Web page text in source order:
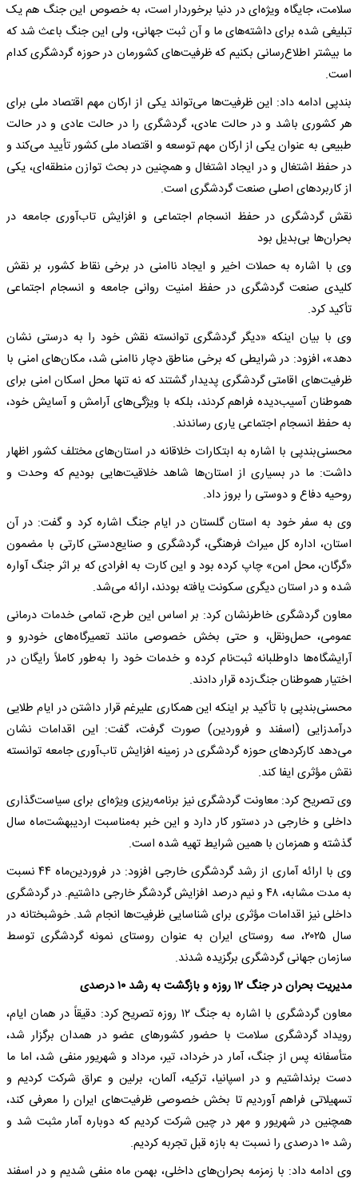
سلامت، جایگاه ویژه‌ای در دنیا برخوردار است، به خصوص این جنگ هم یک
تبلیغی شده برای داشته‌های ما و آن ثبت جهانی، ولی این جنگ باعث شد که
ما بیشتر اطلاع‌رسانی بکنیم که ظرفیت‌های کشورمان در حوزه گردشگری کدام
است.
بندپی ادامه داد: این ظرفیت‌ها می‌تواند یکی از ارکان مهم اقتصاد ملی برای
هر کشوری باشد و در حالت عادی، گردشگری را در حالت عادی و در حالت
طبیعی به عنوان یکی از ارکان مهم توسعه و اقتصاد ملی کشور تأیید می‌کند و
در حفظ اشتغال و در ایجاد اشتغال و همچنین در بحث توازن منطقه‌ای، یکی
از کاربردهای اصلی صنعت گردشگری است.
نقش گردشگری در حفظ انسجام اجتماعی و افزایش تاب‌آوری جامعه در
بحران‌ها بی‌بدیل بود
وی با اشاره به حملات اخیر و ایجاد ناامنی در برخی نقاط کشور، بر نقش
کلیدی صنعت گردشگری در حفظ امنیت روانی جامعه و انسجام اجتماعی
تأکید کرد.
وی با بیان اینکه «دیگر گردشگری توانسته نقش خود را به درستی نشان
دهد»، افزود: در شرایطی که برخی مناطق دچار ناامنی شد، مکان‌های امنی با
ظرفیت‌های اقامتی گردشگری پدیدار گشتند که نه تنها محل اسکان امنی برای
هموطنان آسیب‌دیده فراهم کردند، بلکه با ویژگی‌های آرامش و آسایش خود،
به حفظ انسجام اجتماعی یاری رساندند.
محسنی‌بندپی با اشاره به ابتکارات خلاقانه در استان‌های مختلف کشور اظهار
داشت: ما در بسیاری از استان‌ها شاهد خلاقیت‌هایی بودیم که وحدت و
روحیه دفاع و دوستی را بروز داد.
وی به سفر خود به استان گلستان در ایام جنگ اشاره کرد و گفت: در آن
استان، اداره کل میراث فرهنگی، گردشگری و صنایع‌دستی کارتی با مضمون
«گرگان، محل امن» چاپ کرده بود و این کارت به افرادی که بر اثر جنگ آواره
شده و در استان دیگری سکونت یافته بودند، ارائه می‌شد.
معاون گردشگری خاطرنشان کرد: بر اساس این طرح، تمامی خدمات درمانی
عمومی، حمل‌ونقل، و حتی بخش خصوصی مانند تعمیرگاه‌های خودرو و
آرایشگاه‌ها داوطلبانه ثبت‌نام کرده و خدمات خود را به‌طور کاملاً رایگان در
اختیار هموطنان جنگ‌زده قرار دادند.
محسنی‌بندپی با تأکید بر اینکه این همکاری علیرغم قرار داشتن در ایام طلایی
درآمدزایی (اسفند و فروردین) صورت گرفت، گفت: این اقدامات نشان
می‌دهد کارکردهای حوزه گردشگری در زمینه افزایش تاب‌آوری جامعه توانسته
نقش مؤثری ایفا کند.
وی تصریح کرد: معاونت گردشگری نیز برنامه‌ریزی ویژه‌ای برای سیاست‌گذاری
داخلی و خارجی در دستور کار دارد و این خبر به‌مناسبت اردیبهشت‌ماه سال
گذشته و همزمان با همین شرایط تهیه شده است.
وی با ارائه آماری از رشد گردشگری خارجی افزود: در فروردین‌ماه ۴۴ نسبت
به مدت مشابه، ۴۸ و نیم درصد افزایش گردشگر خارجی داشتیم. در گردشگری
داخلی نیز اقدامات مؤثری برای شناسایی ظرفیت‌ها انجام شد. خوشبختانه در
سال ۲۰۲۵، سه روستای ایران به عنوان روستای نمونه گردشگری توسط
سازمان جهانی گردشگری برگزیده شدند.
مدیریت بحران در جنگ ۱۲ روزه و بازگشت به رشد ۱۰ درصدی
معاون گردشگری با اشاره به جنگ ۱۲ روزه تصریح کرد: دقیقاً در همان ایام،
رویداد گردشگری سلامت با حضور کشورهای عضو در همدان برگزار شد،
متأسفانه پس از جنگ، آمار در خرداد، تیر، مرداد و شهریور منفی شد، اما ما
دست برنداشتیم و در اسپانیا، ترکیه، آلمان، برلین و عراق شرکت کردیم و
تسهیلاتی فراهم آوردیم تا بخش خصوصی ظرفیت‌های ایران را معرفی کند،
همچنین در شهریور و مهر در چین شرکت کردیم که دوباره آمار مثبت شد و
رشد ۱۰ درصدی را نسبت به بازه قبل تجربه کردیم.
وی ادامه داد: با زمزمه بحران‌های داخلی، بهمن ماه منفی شدیم و در اسفند